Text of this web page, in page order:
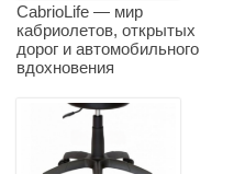
CabrioLife — мир
кабриолетов, открытых
дорог и автомобильного
вдохновения